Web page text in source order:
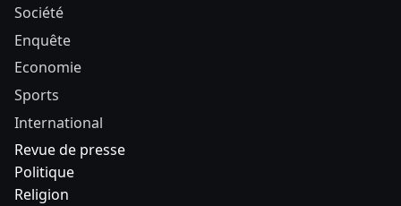
Société
Enquête
Economie
Sports
International
Revue de presse
Politique
Religion